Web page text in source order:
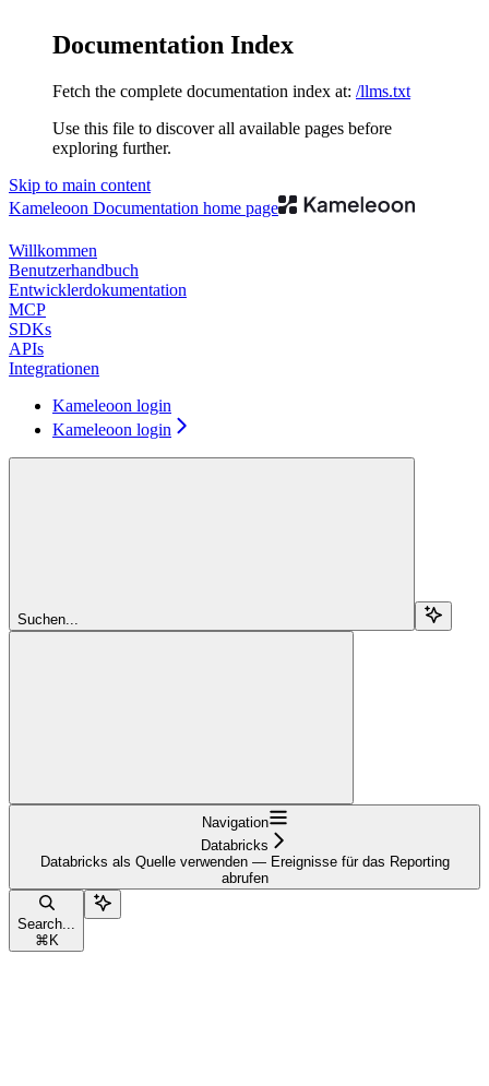
Documentation Index
Fetch the complete documentation index at: /llms.txt
Use this file to discover all available pages before
exploring further.
Skip to main content
Kameleoon Documentation home page
Willkommen
Benutzerhandbuch
Entwicklerdokumentation
MCP
SDKs
APIs
Integrationen
Kameleoon login
Kameleoon login
Suchen...
Navigation
Databricks
Databricks als Quelle verwenden — Ereignisse für das Reporting
abrufen
Search...
⌘ K